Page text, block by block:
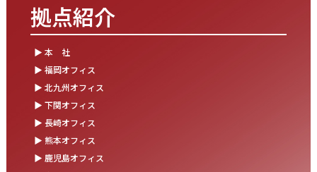
湯布院保養所をリノベーションし、9月オープン！～社員とご家族
の「心と体のリフレッシュ拠点」に～
松山オフィス 事務所移転のお知らせ
2025.08.05
業務効率が劇的に進化！商品ビリンググループにRPAを導入しまし
拠点紹介
▶ 本 社
▶ 福岡オフィス
▶ 北九州オフィス
▶ 下関オフィス
▶ 長崎オフィス
▶ 熊本オフィス
▶ 鹿児島オフィス